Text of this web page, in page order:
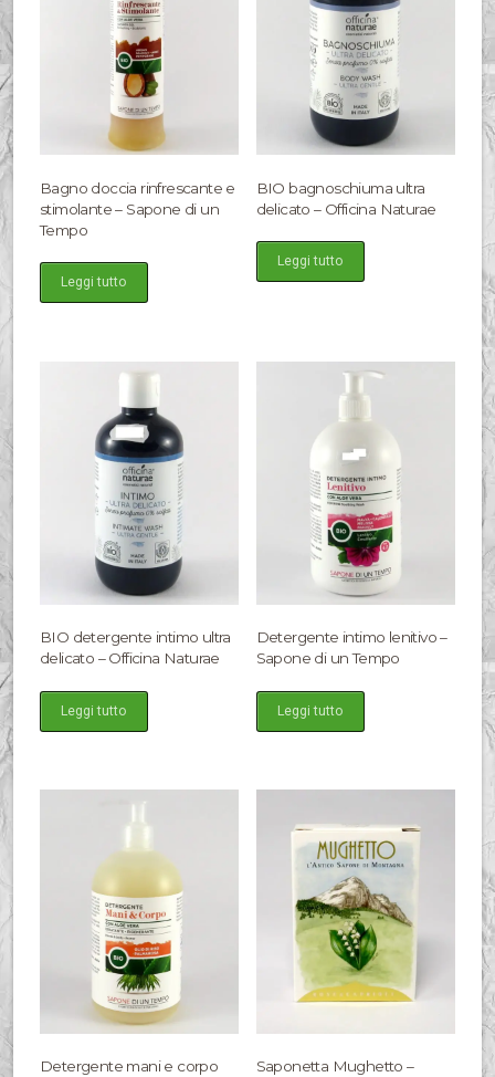
Bagno doccia rinfrescante e
stimolante – Sapone di un
Tempo
Leggi tutto
BIO bagnoschiuma ultra
delicato – Officina Naturae
Leggi tutto
BIO detergente intimo ultra
delicato – Officina Naturae
Leggi tutto
Detergente intimo lenitivo –
Sapone di un Tempo
Leggi tutto
Detergente mani e corpo
Saponetta Mughetto –